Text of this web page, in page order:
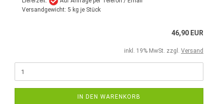
Versandgewicht: 5 kg je Stück
46,90 EUR
inkl. 19% MwSt. zzgl. Versand
IN DEN WARENKORB